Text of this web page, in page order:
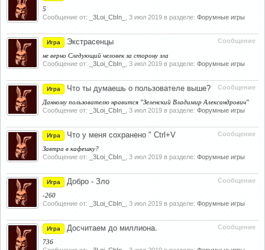
5
Сообщение от:
_3Loi_CbIn_ 3 июл 2019 в разделе: Форумные игры
Сообщение
Игра Экстрасенцы
не верно Следующий человек за сторону зла
Сообщение от:
_3Loi_CbIn_ 3 июл 2019 в разделе: Форумные игры
Сообщение
Игра Что ты думаешь о пользователе выше?
Данному пользователю нравится "Зеленский Владимир Александрович"
Сообщение от:
_3Loi_CbIn_ 3 июл 2019 в разделе: Форумные игры
Сообщение
Игра Что у меня сохранено " Ctrl+V
Завтра в кафешку?
Сообщение от:
_3Loi_CbIn_ 3 июл 2019 в разделе: Форумные игры
Сообщение
Игра Добро - Зло
-260
Сообщение от:
_3Loi_CbIn_ 3 июл 2019 в разделе: Форумные игры
Сообщение
Игра Досчитаем до миллиона.
736